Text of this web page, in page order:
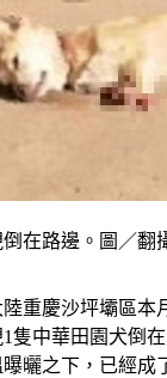
在路邊。圖／翻
重慶沙坪壩區本
隻中華田園犬倒
曬之下，已經成